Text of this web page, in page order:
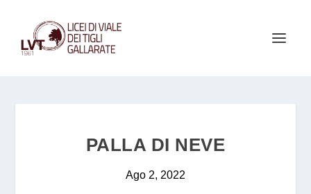
PALLA DI NEVE
Ago 2, 2022